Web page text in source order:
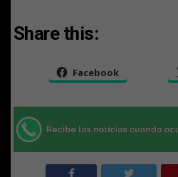
Share this:
Facebook